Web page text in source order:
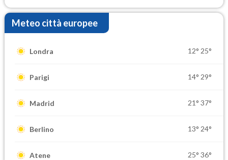
Meteo città europee
Londra 12° 25°
Parigi 14° 29°
Madrid 21° 37°
Berlino 13° 24°
Atene 25° 36°